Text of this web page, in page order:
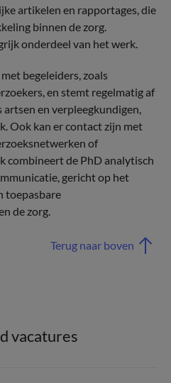
artikelen en rapportages, die
binnen de zorg.
onderdeel van het werk.
begeleiders, zoals
en stemt regelmatig af
en verpleegkundigen,
Ook kan er contact zijn met
of
combineert de PhD analytisch
gericht op het
toepasbare
de zorg.
Terug naar boven
vacatures